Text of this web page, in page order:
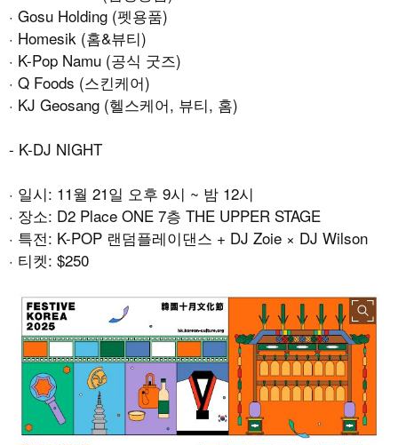
· Gosu Holding (펫용품)
· Homesik (홈&뷰티)
· K-Pop Namu (공식 굿즈)
· Q Foods (스킨케어)
· KJ Geosang (헬스케어, 뷰티, 홈)
- K-DJ NIGHT
· 일시: 11월 21일 오후 9시 ~ 밤 12시
· 장소: D2 Place ONE 7층 THE UPPER STAGE
· 특전: K-POP 랜덤플레이댄스 + DJ Zoie × DJ Wilson
· 티켓: $250